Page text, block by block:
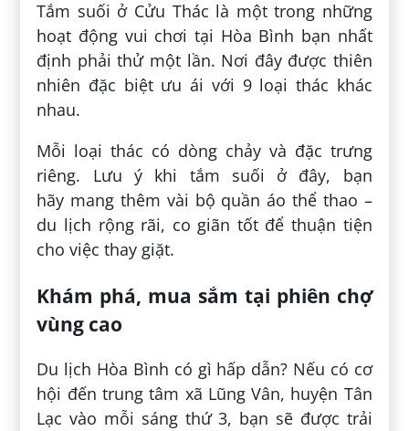
Tắm suối ở Cửu Thác là một trong những
hoạt động vui chơi tại Hòa Bình bạn nhất
định phải thử một lần. Nơi đây được thiên
nhiên đặc biệt ưu ái với 9 loại thác khác
nhau.
Mỗi loại thác có dòng chảy và đặc trưng
riêng. Lưu ý khi tắm suối ở đây, bạn
hãy mang thêm vài bộ quần áo thể thao –
du lịch rộng rãi, co giãn tốt để thuận tiện
cho việc thay giặt.
Khám phá, mua sắm tại phiên chợ
vùng cao
Du lịch Hòa Bình có gì hấp dẫn? Nếu có cơ
hội đến trung tâm xã Lũng Vân, huyện Tân
Lạc vào mỗi sáng thứ 3, bạn sẽ được trải